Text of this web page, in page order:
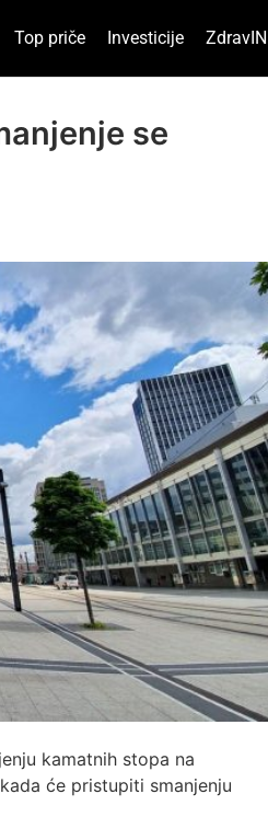
Top priče Investicije ZdravIN
se
kamatnih stopa na
će pristupiti smanjenju